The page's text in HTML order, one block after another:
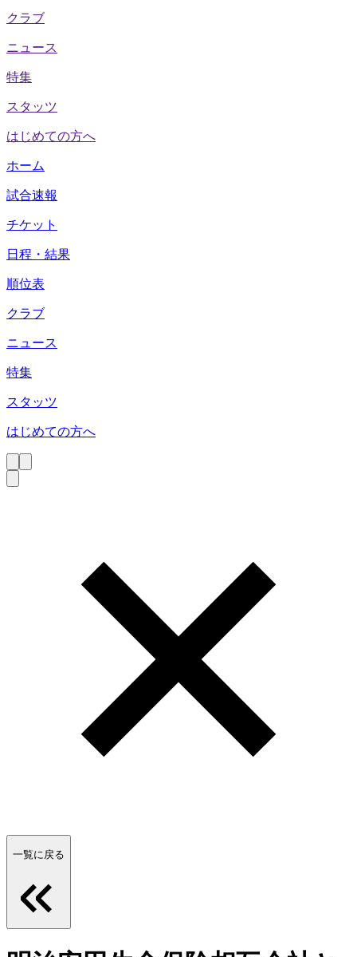
クラブ
ニュース
特集
スタッツ
はじめての方へ
ホーム
試合速報
チケット
日程・結果
順位表
クラブ
ニュース
特集
スタッツ
はじめての方へ
一覧に戻る